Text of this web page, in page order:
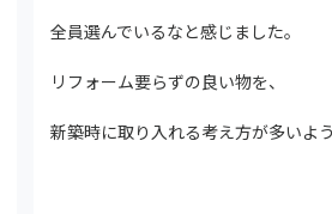
全員選んでいるなと感じました。
リフォーム要らずの良い物を、
新築時に取り入れる考え方が多いよ